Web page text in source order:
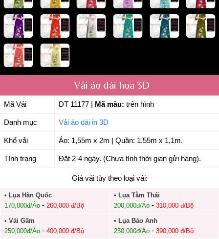
Vải áo dài hoa 3D
Mã Vải DT 11177 Mã màu: trên hình
Danh mục Vải áo dài in 3D
Khổ vải Áo: 1,55m x 2m | Quần: 1,55m x 1,1m.
Tình trạng Đặt 2-4 ngày. (Chưa tính thời gian gửi hàng).
Giá vải tùy theo loại vải:
• Lụa Hàn Quốc
170,000đ/Áo - 260,000 đ/Bộ
• Lụa Tằm Thái
200,000đ/Áo- 310,000 đ/Bộ
• Vải Gấm
250,000đ/Áo - 400,000 đ/Bộ
• Lụa Bảo Anh
250,000đ/Áo- 390,000 đ/Bộ